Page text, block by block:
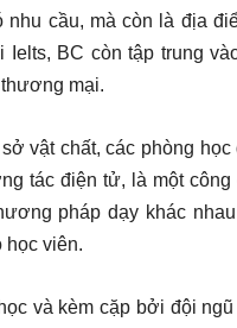
nhu cầu, mà còn là địa
Ielts, BC còn tập trung
mại.
vật chất, các phòng
tác điện tử, là một
pháp dạy khác
học viên.
và kèm cặp bởi đội